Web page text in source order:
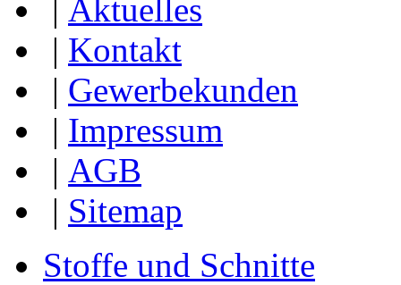
| Aktuelles
| Kontakt
| Gewerbekunden
| Impressum
| AGB
| Sitemap
Stoffe und Schnitte